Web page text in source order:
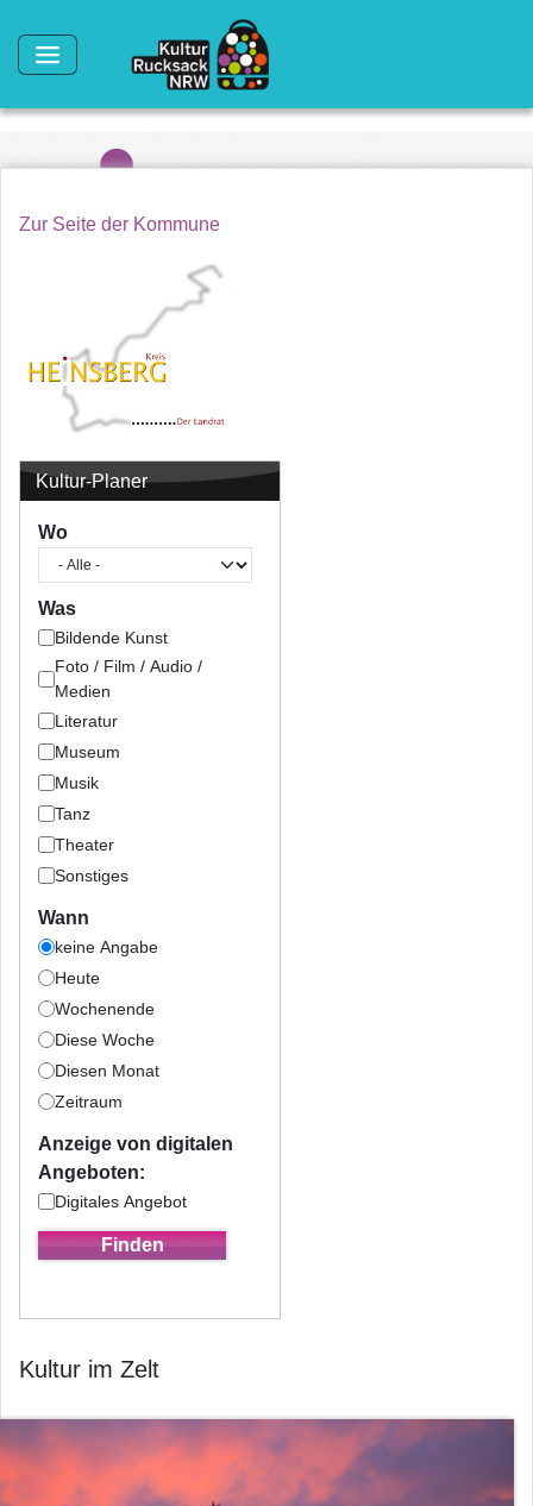
Zur Seite der Kommune
Kultur-Planer
Wo
Was
Bildende Kunst
Foto / Film / Audio /
Medien
Literatur
Museum
Musik
Tanz
Theater
Sonstiges
Wann
keine Angabe
Heute
Wochenende
Diese Woche
Diesen Monat
Zeitraum
Anzeige von digitalen
Angeboten:
Digitales Angebot
Kultur im Zelt